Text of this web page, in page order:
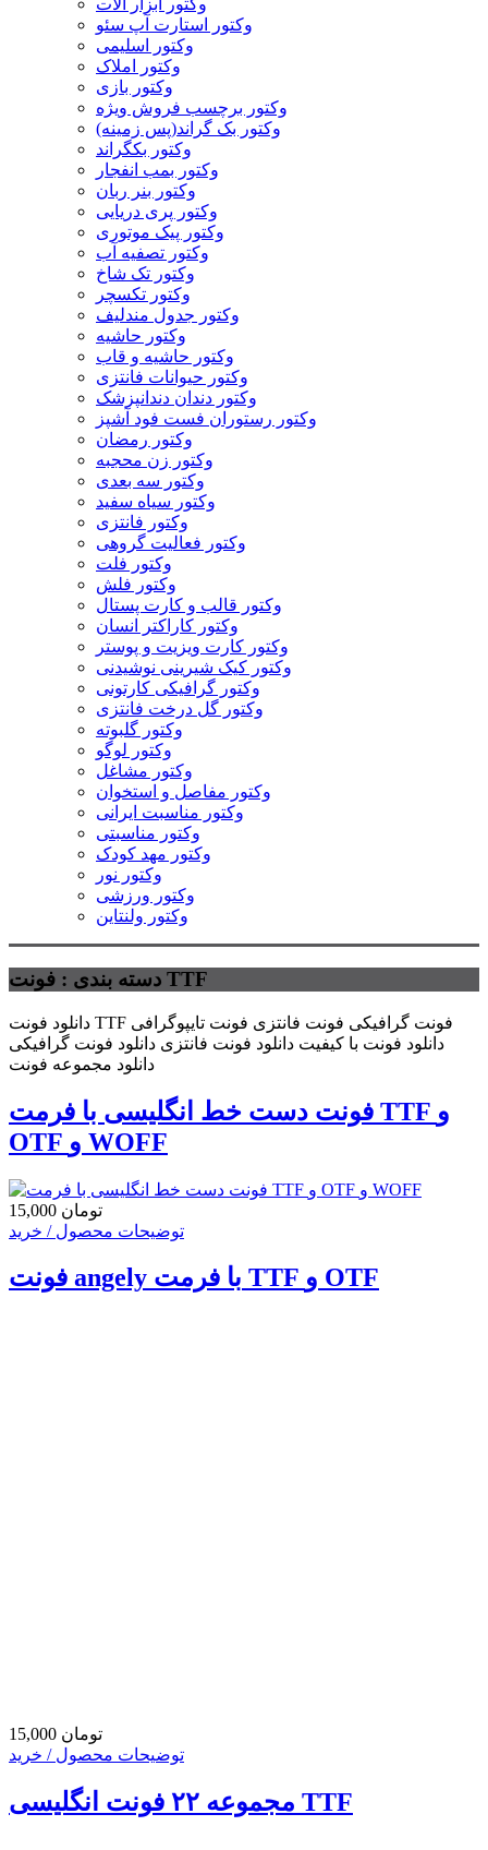
وکتور ابزار آلات
وکتور استارت آپ سئو
وکتور اسلیمی
وکتور املاک
وکتور بازی
وکتور برچسب فروش ویژه
وکتور بک گراند(پس زمینه)
وکتور بکگراند
وکتور بمب انفجار
وکتور بنر ربان
وکتور پری دریایی
وکتور پیک موتوری
وکتور تصفیه آب
وکتور تک شاخ
وکتور تکسچر
وکتور جدول مندلیف
وکتور حاشیه
وکتور حاشیه و قاب
وکتور حیوانات فانتزی
وکتور دندان دندانپزشک
وکتور رستوران فست فود آشپز
وکتور رمضان
وکتور زن محجبه
وکتور سه بعدی
وکتور سیاه سفید
وکتور فانتزی
وکتور فعالیت گروهی
وکتور فلت
وکتور فلش
وکتور قالب و کارت پستال
وکتور کاراکتر انسان
وکتور کارت ویزیت و پوستر
وکتور کیک شیرینی نوشیدنی
وکتور گرافیکی کارتونی
وکتور گل درخت فانتزی
وکتور گلبوته
وکتور لوگو
وکتور مشاغل
وکتور مفاصل و استخوان
وکتور مناسبت ایرانی
وکتور مناسبتی
وکتور مهد کودک
وکتور نور
وکتور ورزشی
وکتور ولنتاین
دسته بندی : فونت TTF
دانلود فونت TTF فونت گرافیکی فونت فانتزی فونت تایپوگرافی
دانلود فونت با کیفیت دانلود فونت فانتزی دانلود فونت گرافیکی
دانلود مجموعه فونت
فونت دست خط انگلیسی با فرمت TTF و
OTF و WOFF
15,000 تومان
توضیحات محصول / خرید
فونت angely با فرمت TTF و OTF
15,000 تومان
توضیحات محصول / خرید
مجموعه ۲۲ فونت انگلیسی TTF